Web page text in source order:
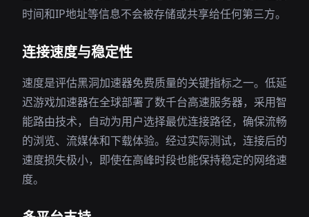
时间和IP地址等信息不会被存储或共享给任何第三方。
连接速度与稳定性
速度是评估黑洞加速器免费质量的关键指标之一。低延
迟游戏加速器在全球部署了数千台高速服务器，采用智
能路由技术，自动为用户选择最优连接路径，确保流畅
的浏览、流媒体和下载体验。经过实际测试，连接后的
速度损失极小，即使在高峰时段也能保持稳定的网络速
度。